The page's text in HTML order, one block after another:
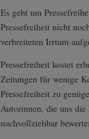
Es geht um
Pressefreiheit nicht
verbreiteten Irrtum
Pressefreiheit kostet
Zeitungen für wenige
Pressefreiheit zu
Autorinnen, die uns
nachvollziehbar